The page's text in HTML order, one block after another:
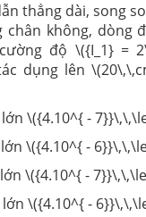
thẳng dài, song
chân không, dòng
độ \({I_1} =
dụng lên
\({4.10^{ -
\({4.10^{ -
\({4.10^{ -
\({4.10^{ -